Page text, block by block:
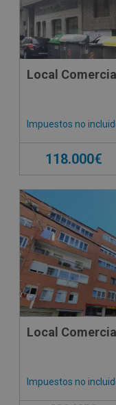
Local
Impuestos no
118.000€
SUJETO A IVA
Local
Impuestos no